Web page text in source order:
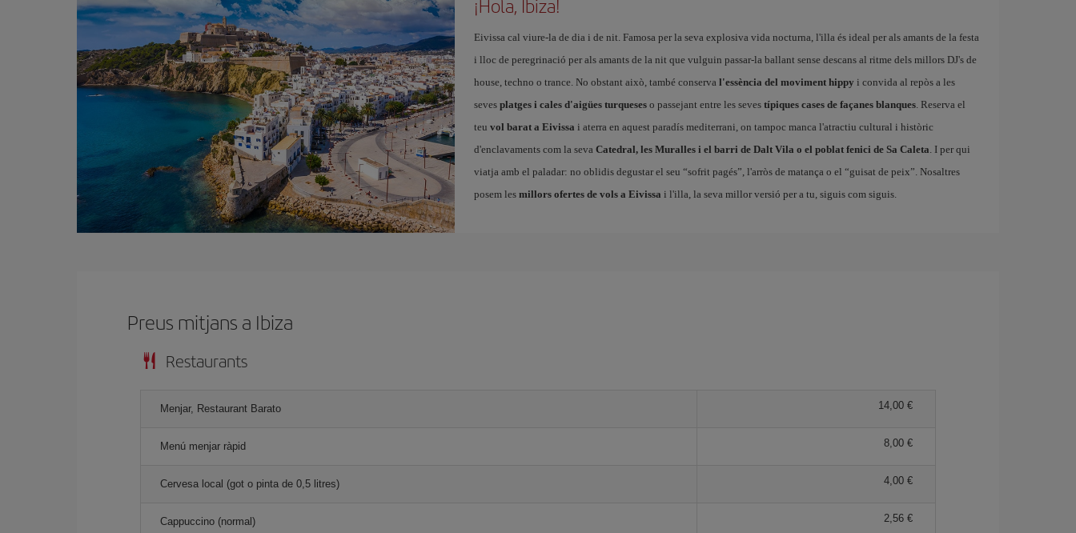
¡Hola, Ibiza!
Eivissa cal viure-la de dia i de nit. Famosa per la seva explosiva vida nocturna, l'illa és ideal per als amants de la festa
i lloc de peregrinació per als amants de la nit que vulguin passar-la ballant sense descans al ritme dels millors DJ's de
house, techno o trance. No obstant això, també conserva l'essència del moviment hippy i convida al repòs a les
seves platges i cales d'aigües turqueseso passejant entre les seves típiques cases de façanes blanques. Reserva el
teu vol barat a Eivissa i aterra en aquest paradís mediterrani, on tampoc manca l'atractiu cultural i històric
d'enclavaments com la seva Catedral, les Muralles i el barri de Dalt Vila o el poblat fenici de Sa Caleta. I per qui
viatja amb el paladar: no oblidis degustar el seu “sofrit pagés”, l'arròs de matança o el “guisat de peix”. Nosaltres
posem les millors ofertes de vols a Eivissa i l'illa, la seva millor versió per a tu, siguis com siguis.
Preus mitjans a Ibiza
Restaurants
Menjar, Restaurant Barato 14,00
Menú menjar ràpid 8,00
Cervesa local (got o pinta de 0,5 litres) 4,00
Cappuccino (normal) 2,56